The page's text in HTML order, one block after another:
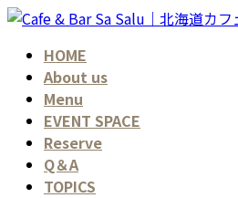
コ
ナ
HOME
About us
Menu
EVENT SPACE
Reserve
Q＆A
TOPICS